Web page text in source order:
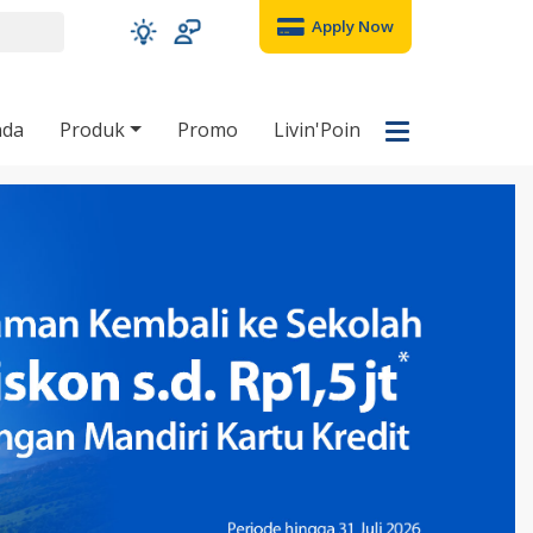
Apply Now
Produk Promo Livin'Poin